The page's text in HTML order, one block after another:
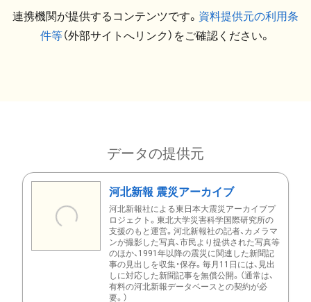
連携機関が提供するコンテンツです。 資料提供元の利用条
件等（外部サイトへリンク）をご確認ください。
データの提供元
河北新報 震災アーカイブ
河北新報社による東日本大震災アーカイブプ
ロジェクト。東北大学災害科学国際研究所の
支援のもと運営。河北新報社の記者、カメラマ
ンが撮影した写真、市民より提供された写真等
のほか、1991年以降の震災に関連した新聞記
事の見出しを収集・保存。毎月11日には、見出
しに対応した新聞記事を無償公開。（通常は、
有料の河北新報データベースとの契約が必
要。）